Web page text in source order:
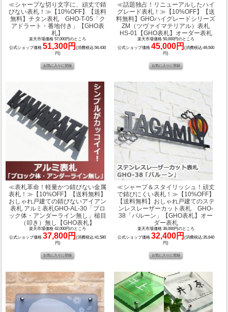
≪シャープな切り文字に、頑丈で錆
びない表札！≫ 【10%OFF】【送料
無料】チタン表札 GHO-T-05「ク
アドラート・番地付き」【GHO表
札】
楽天市場価格 57,000円のところ
公式ショップ価格51,300円(消費税込:56,430
円)
≪話題独占！リニューアルしたハイ
グレード表札！≫ 【10%OFF】【送
料無料】GHOハイグレードシリーズ
ZM（ツヴァイマテリアル）表札
HS-01【GHO表札】オーダー表札
楽天市場価格 50,000円のところ
公式ショップ価格 45,000円 (消費税込:49,500
円)
≪表札革命！軽量かつ錆びない金属
表札！≫ 【10%OFF】【送料無料】
おしゃれ戸建ての錆びないアイアン
表札 アルミ表札GHO-AL-30「ブロ
ック体・アンダーライン無し」槌目
（叩き）無し【GHO表札】
楽天市場価格 42,000円のところ
公式ショップ価格37,800円(消費税込:41,580
円)
≪シャープ＆スタイリッシュ！頑丈
で錆びにくい表札！≫ 【10%OFF】
【送料無料】おしゃれ戸建てのステ
ンレスレーザーカット表札 GHO-
38「バルーン」【GHO表札】オー
ダー表札
楽天市場価格 36,000円のところ
公式ショップ価格 32,400円 (消費税込:35,640
円)